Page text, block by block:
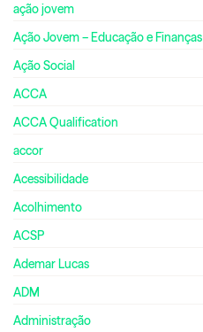
ação jovem
Ação Jovem – Educação e Finanças
Ação Social
ACCA
ACCA Qualification
accor
Acessibilidade
Acolhimento
ACSP
Ademar Lucas
ADM
Administração